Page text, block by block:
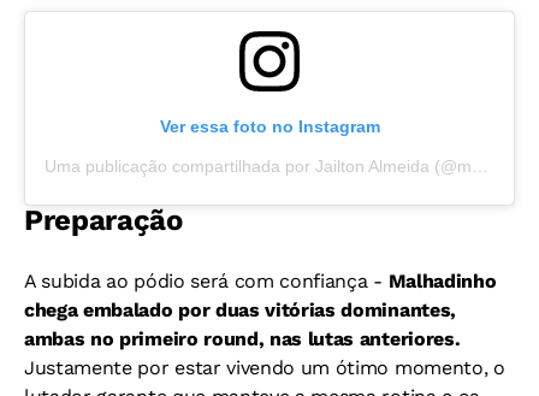
Ver essa foto no Instagram
Uma publicação compartilhada por Jailton Almeida (@malhadinho_ufc)
Preparação
A subida ao pódio será com confiança - Malhadinho
chega embalado por duas vitórias dominantes,
ambas no primeiro round, nas lutas anteriores.
Justamente por estar vivendo um ótimo momento, o